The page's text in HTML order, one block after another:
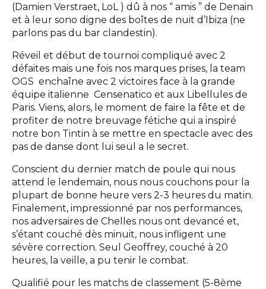
(Damien Verstraet, LoL ) dû à nos “ amis ” de Denain
et à leur sono digne des boîtes de nuit d’Ibiza (ne
parlons pas du bar clandestin).
Réveil et début de tournoi compliqué avec 2
défaites mais une fois nos marques prises, la team
OGS enchaîne avec 2 victoires face à la grande
équipe italienne Censenatico et aux Libellules de
Paris. Viens, alors, le moment de faire la fête et de
profiter de notre breuvage fétiche qui a inspiré
notre bon Tintin à se mettre en spectacle avec des
pas de danse dont lui seul a le secret.
Conscient du dernier match de poule qui nous
attend le lendemain, nous nous couchons pour la
plupart de bonne heure vers 2-3 heures du matin.
Finalement, impressionné par nos performances,
nos adversaires de Chelles nous ont devancé et,
s’étant couché dès minuit, nous infligent une
sévère correction. Seul Geoffrey, couché à 20
heures, la veille, a pu tenir le combat.
Qualifié pour les matchs de classement (5-8ème